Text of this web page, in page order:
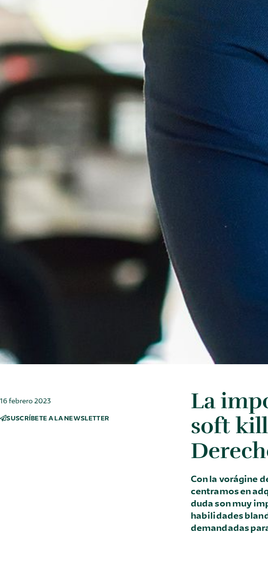
16 febrero 2023
SUSCRÍBETE A LA NEWSLETTER
La
soft
Con la vorágine
centramos en
duda son muy
habilidades
demandadas